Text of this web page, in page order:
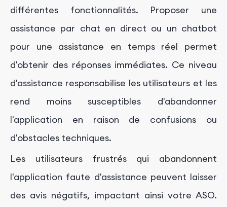
différentes fonctionnalités. Proposer une
assistance par chat en direct ou un chatbot
pour une assistance en temps réel permet
d'obtenir des réponses immédiates. Ce niveau
d'assistance responsabilise les utilisateurs et les
rend moins susceptibles d'abandonner
l'application en raison de confusions ou
d'obstacles techniques.
Les utilisateurs frustrés qui abandonnent
l'application faute d'assistance peuvent laisser
des avis négatifs, impactant ainsi votre ASO.